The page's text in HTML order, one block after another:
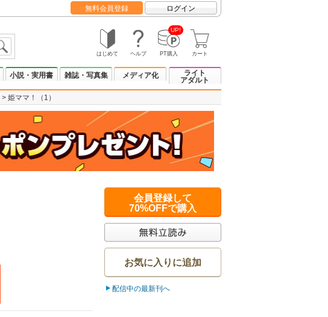
無料会員登録 ログイン
はじめて ヘルプ
UP!
PT購入 カート
小説・実用書 雑誌・写真集 メディア化
ライト
アダルト
姫ママ！（1）
会員登録して
70%OFFで購入
お気に入りに追加
配信中の最新刊へ